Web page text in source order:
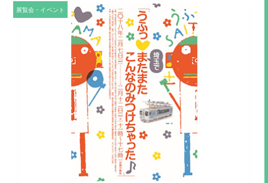
展覧会・イベント